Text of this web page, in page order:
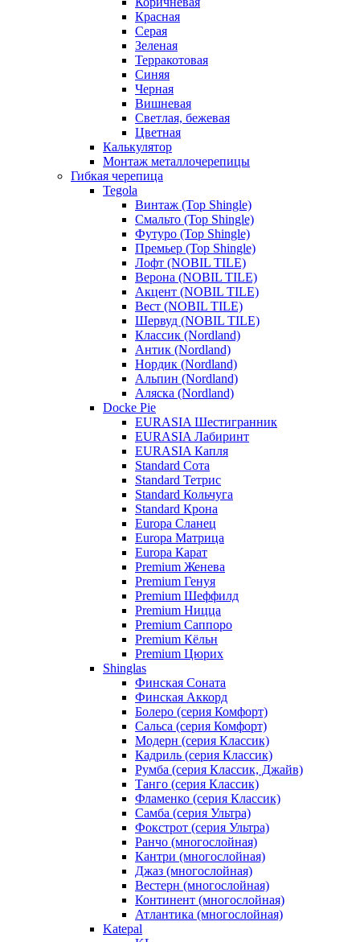
Красная
Серая
Зеленая
Терракотовая
Синяя
Черная
Вишневая
Светлая, бежевая
Цветная
Калькулятор
Монтаж металлочерепицы
Гибкая черепица
Tegola
Винтаж (Top Shingle)
Смальто (Top Shingle)
Футуро (Top Shingle)
Премьер (Top Shingle)
Лофт (NOBIL TILE)
Верона (NOBIL TILE)
Акцент (NOBIL TILE)
Вест (NOBIL TILE)
Шервуд (NOBIL TILE)
Классик (Nordland)
Антик (Nordland)
Нордик (Nordland)
Альпин (Nordland)
Аляска (Nordland)
Docke Pie
EURASIA Шестигранник
EURASIA Лабиринт
EURASIA Капля
Standard Сота
Standard Тетрис
Standard Кольчуга
Standard Крона
Europa Сланец
Europa Матрица
Europa Карат
Premium Женева
Premium Генуя
Premium Шеффилд
Premium Ницца
Premium Саппоро
Premium Кёльн
Premium Цюрих
Shinglas
Финская Соната
Финская Аккорд
Болеро (серия Комфорт)
Сальса (серия Комфорт)
Модерн (серия Классик)
Кадриль (серия Классик)
Румба (серия Классик, Джайв)
Танго (серия Классик)
Фламенко (серия Классик)
Самба (серия Ультра)
Фокстрот (серия Ультра)
Ранчо (многослойная)
Кантри (многослойная)
Джаз (многослойная)
Вестерн (многослойная)
Континент (многослойная)
Атлантика (многослойная)
Katepal